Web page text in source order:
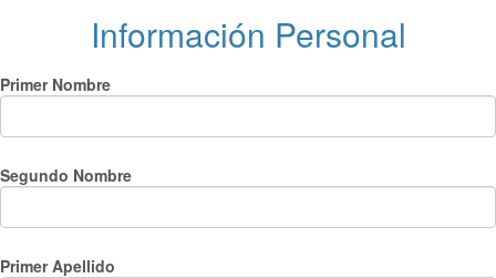
Información Personal
Primer Nombre
Segundo Nombre
Primer Apellido